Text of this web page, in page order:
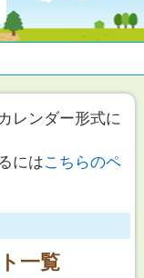
レンダー形式に
にはこちらのペ
一覧